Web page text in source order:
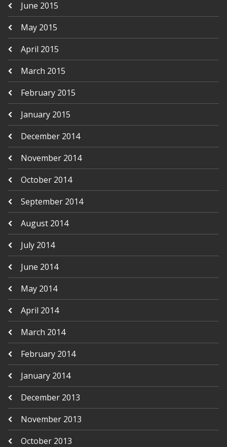
June 2015
May 2015
April 2015
March 2015
February 2015
January 2015
December 2014
November 2014
October 2014
September 2014
August 2014
July 2014
June 2014
May 2014
April 2014
March 2014
February 2014
January 2014
December 2013
November 2013
October 2013